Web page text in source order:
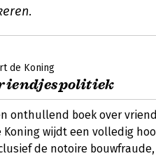
de Koning
onthullend boek over
Koning wijdt een volledig
de notoire